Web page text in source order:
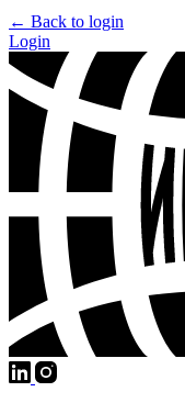
← Back to login
Login